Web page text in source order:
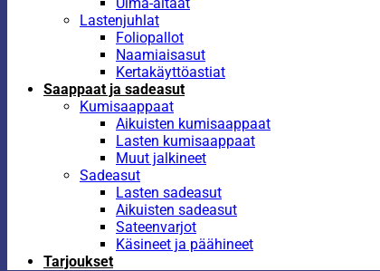
Lastenjuhlat
Foliopallot
Naamiaisasut
Kertakäyttöastiat
Saappaat ja sadeasut
Kumisaappaat
Aikuisten kumisaappaat
Lasten kumisaappaat
Muut jalkineet
Sadeasut
Lasten sadeasut
Aikuisten sadeasut
Sateenvarjot
Käsineet ja päähineet
Tarjoukset